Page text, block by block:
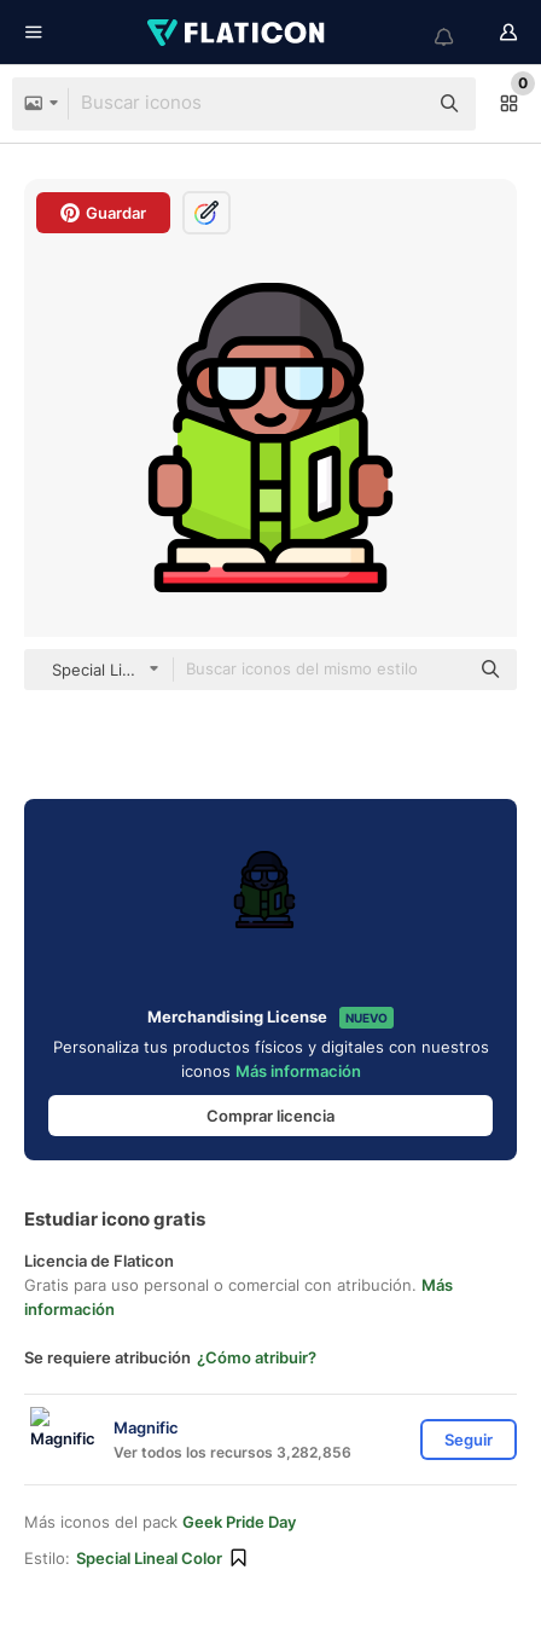
0
Guardar
Special Lineal color
Merchandising License NUEVO
Personaliza tus productos físicos y digitales con nuestros
iconos Más información
Comprar licencia
Estudiar icono gratis
Licencia de Flaticon
Gratis para uso personal o comercial con atribución. Más
información
Se requiere atribución ¿Cómo atribuir?
Magnific
Ver todos los recursos 3,282,856
Seguir
Más iconos del pack Geek Pride Day
Estilo: Special Lineal Color